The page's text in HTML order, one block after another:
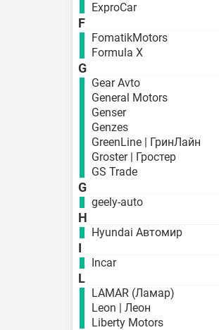
ExproCar
F
FomatikMotors
Formula X
G
Gear Avto
General Motors
Genser
Genzes
GreenLine | ГринЛайн
Groster | Гростер
GS Trade
G
geely-auto
H
Hyundai Автомир
I
Incar
L
LAMAR (Ламар)
Leon | Леон
Liberty Motors